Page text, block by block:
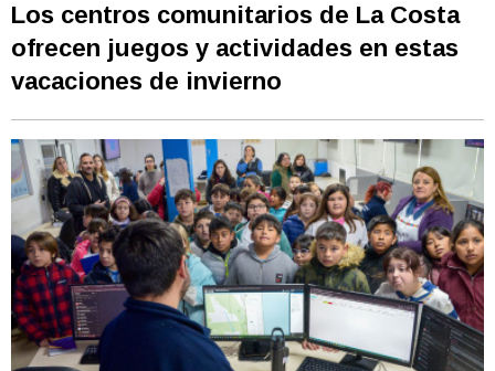
Los centros comunitarios de La Costa
ofrecen juegos y actividades en estas
vacaciones de invierno